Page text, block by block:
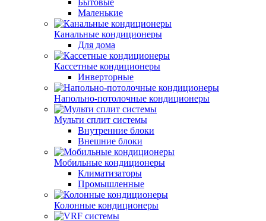
Бытовые
Маленькие
Канальные кондиционеры
Для дома
Кассетные кондиционеры
Инверторные
Напольно-потолочные кондиционеры
Мульти сплит системы
Внутренние блоки
Внешние блоки
Мобильные кондиционеры
Климатизаторы
Промышленные
Колонные кондиционеры